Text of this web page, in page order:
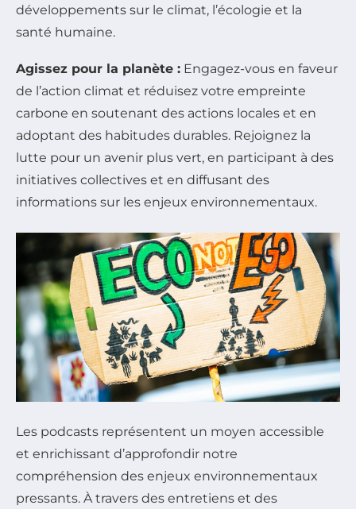
développements sur le climat, l’écologie et la
santé humaine.
Agissez pour la planète : Engagez-vous en faveur
de l’action climat et réduisez votre empreinte
carbone en soutenant des actions locales et en
adoptant des habitudes durables. Rejoignez la
lutte pour un avenir plus vert, en participant à des
initiatives collectives et en diffusant des
informations sur les enjeux environnementaux.
Les podcasts représentent un moyen accessible
et enrichissant d’approfondir notre
compréhension des enjeux environnementaux
pressants. À travers des entretiens et des